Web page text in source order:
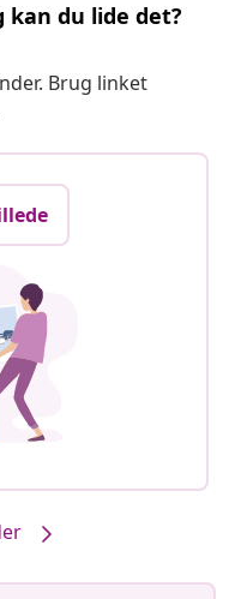
du lide det?
Brug linket